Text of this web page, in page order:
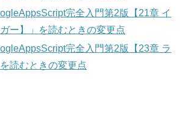
完全入門第2版【21章 イ
ー】」を読むときの変更点
完全入門第2版【23章 ラ
読むときの変更点